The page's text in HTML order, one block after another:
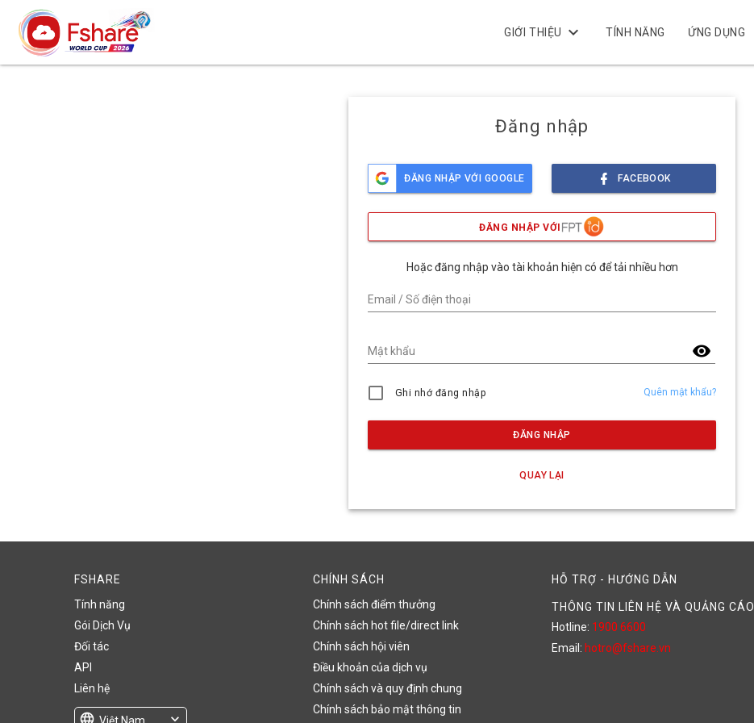
GIỚI THIỆU keyboard_arrow_down TÍNH NĂNG ỨNG DỤNG
Đăng nhập
ĐĂNG NHẬP VỚI GOOGLE FACEBOOK
ĐĂNG NHẬP VỚI
Hoặc đăng nhập vào tài khoản hiện có để tải nhiều hơn
Email / Số điện thoại
visibility
Mật khẩu
Ghi nhớ đăng nhập Quên mật khẩu?
ĐĂNG NHẬP
QUAY LẠI
FSHARE
Tính năng
Gói Dịch Vụ
Đối tác
API
Liên hệ
language Việt Nam expand_more
CHÍNH SÁCH
Chính sách điểm thưởng
Chính sách hot file/direct link
Chính sách hội viên
Điều khoản của dịch vụ
Chính sách và quy định chung
Chính sách bảo mật thông tin
HỖ TRỢ - HƯỚNG DẪN
THÔNG TIN LIÊN HỆ VÀ QUẢNG CÁO
Hotline: 1900 6600
Email: hotro@fshare.vn